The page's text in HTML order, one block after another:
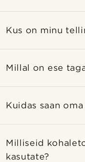
Kus on minu
Millal on ese
Kuidas saan
Milliseid
kasutate?